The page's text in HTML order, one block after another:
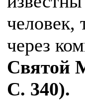
человек,
через
Святой
С. 340).